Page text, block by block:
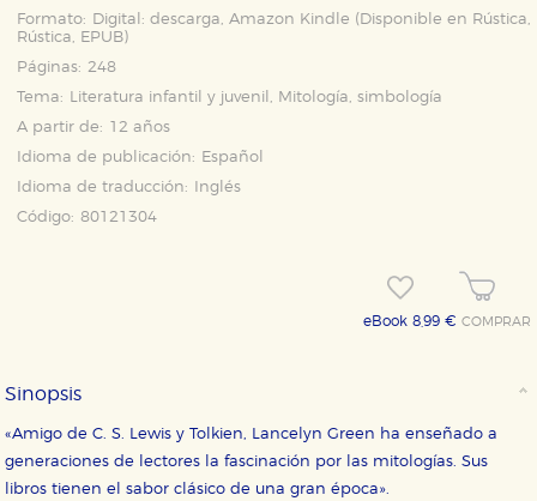
Formato:
Digital: descarga, Amazon Kindle (Disponible en Rústica,
Rústica, EPUB)
Páginas: 248
Tema:
Literatura infantil y juvenil, Mitología, simbología
A partir de: 12 años
Idioma de publicación:
Español
Idioma de traducción:
Inglés
Código: 80121304
eBook 8,99 €COMPRAR
Sinopsis
«Amigo de C. S. Lewis y Tolkien, Lancelyn Green ha enseñado a
generaciones de lectores la fascinación por las mitologías. Sus
libros tienen el sabor clásico de una gran época».